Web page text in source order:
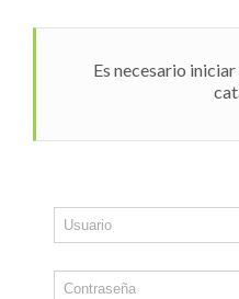
Es necesario